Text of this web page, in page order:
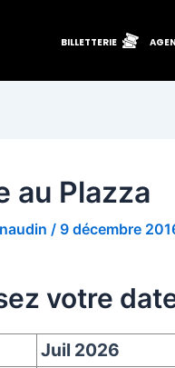
BILLETTERIE
au Plazza
/ 9 décembre
votre
Juil 2026